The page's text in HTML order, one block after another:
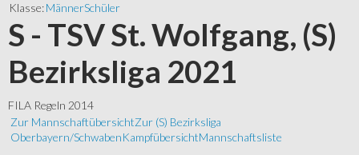
Klasse:MännerSchüler
S - TSV St. Wolfgang, (S)
Bezirksliga 2021
FILA Regeln 2014
Zur MannschaftübersichtZur (S) Bezirksliga
Oberbayern/SchwabenKampfübersichtMannschaftsliste